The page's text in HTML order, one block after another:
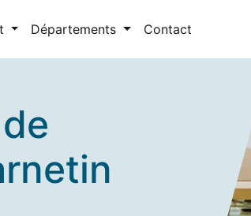
Départements Contact